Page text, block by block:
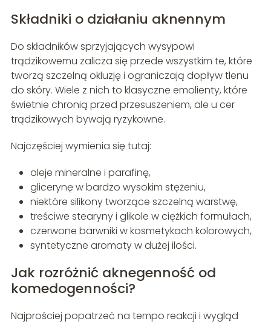
Składniki o działaniu aknennym
Do składników sprzyjających wysypowi
trądzikowemu zalicza się przede wszystkim te, które
tworzą szczelną okluzję i ograniczają dopływ tlenu
do skóry. Wiele z nich to klasyczne emolienty, które
świetnie chronią przed przesuszeniem, ale u cer
trądzikowych bywają ryzykowne.
Najczęściej wymienia się tutaj:
oleje mineralne i parafinę,
glicerynę w bardzo wysokim stężeniu,
niektóre silikony tworzące szczelną warstwę,
treściwe stearyny i glikole w ciężkich formułach,
czerwone barwniki w kosmetykach kolorowych,
syntetyczne aromaty w dużej ilości.
Jak rozróżnić aknegenność od
komedogenności?
Najprościej popatrzeć na tempo reakcji i wygląd